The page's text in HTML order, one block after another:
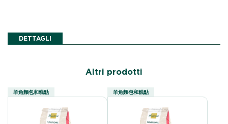
DETTAGLI
Altri prodotti
羊角麵包和糕點 羊角麵包和糕點